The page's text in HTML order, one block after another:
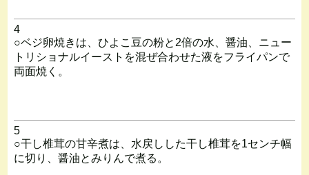
4
○ベジ卵焼きは、ひよこ豆の粉と2倍の水、醤油、ニュー
トリショナルイーストを混ぜ合わせた液をフライパンで
両面焼く。
5
○干し椎茸の甘辛煮は、水戻しした干し椎茸を1センチ幅
に切り、醤油とみりんで煮る。